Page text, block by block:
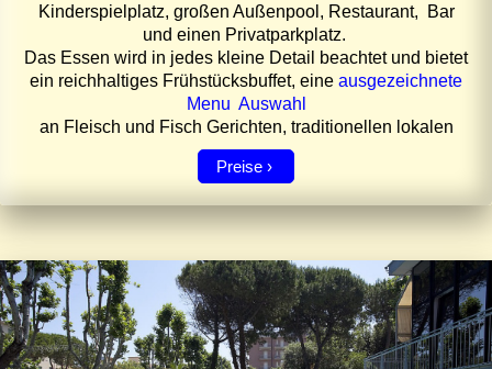
Kinderspielplatz, großen Außenpool, Restaurant, Bar
und einen Privatparkplatz.
Das Essen wird in jedes kleine Detail beachtet und bietet
ein reichhaltiges Frühstücksbuffet, eine ausgezeichnete
Menu Auswahl
an Fleisch und Fisch Gerichten, traditionellen lokalen
Preise